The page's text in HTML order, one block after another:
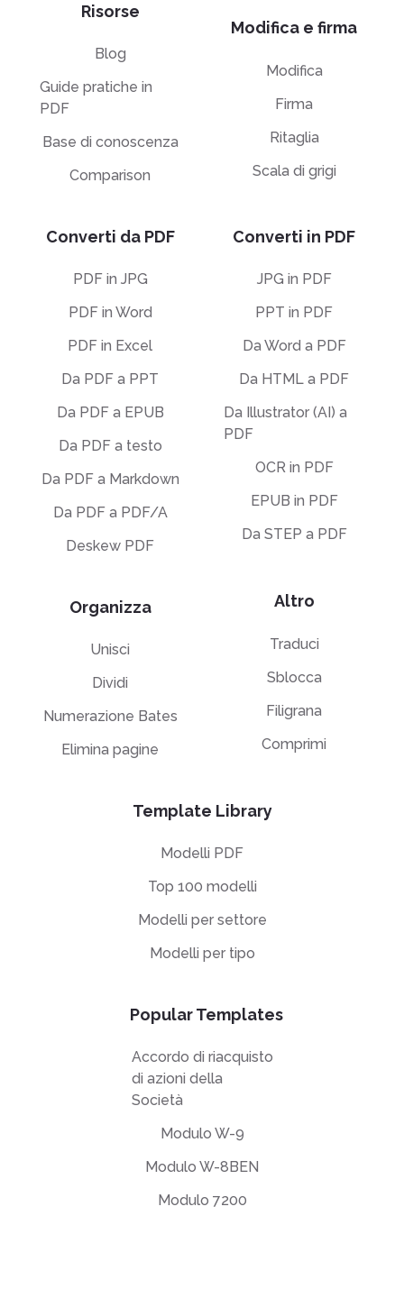
Risorse
Blog
Guide pratiche in
PDF
Base di conoscenza
Comparison
Modifica e firma
Modifica
Firma
Ritaglia
Scala di grigi
Converti da PDF
PDF in JPG
PDF in Word
PDF in Excel
Da PDF a PPT
Da PDF a EPUB
Da PDF a testo
Da PDF a Markdown
Da PDF a PDF/A
Deskew PDF
Organizza
Unisci
Dividi
Numerazione Bates
Elimina pagine
Converti in PDF
JPG in PDF
PPT in PDF
Da Word a PDF
Da HTML a PDF
Da Illustrator (AI) a
PDF
OCR in PDF
EPUB in PDF
Da STEP a PDF
Altro
Traduci
Sblocca
Filigrana
Comprimi
Template Library
Modelli PDF
Top 100 modelli
Modelli per settore
Modelli per tipo
Popular Templates
Accordo di riacquisto
di azioni della
Società
Modulo W-9
Modulo W-8BEN
Modulo 7200